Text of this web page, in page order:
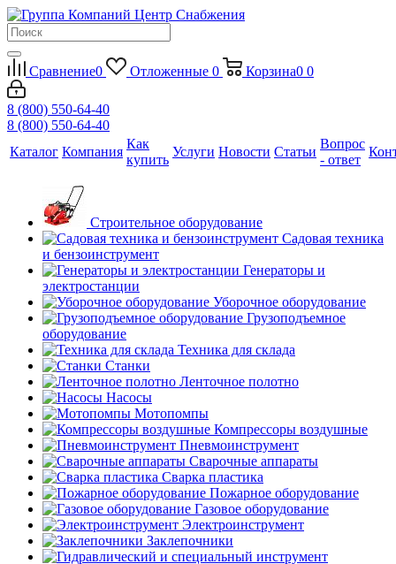
Сравнение0 Отложенные 0 Корзина0 0
8 (800) 550-64-40
8 (800) 550-64-40
Каталог Компания
Как
купить
Услуги Новости Статьи
Вопрос
- ответ
Строительное оборудование
Садовая техника
и бензоинструмент
Генераторы и
электростанции
Уборочное оборудование
Грузоподъемное
оборудование
Техника для склада
Станки
Ленточное полотно
Насосы
Мотопомпы
Компрессоры воздушные
Пневмоинструмент
Сварочные аппараты
Сварка пластика
Пожарное оборудование
Газовое оборудование
Электроинструмент
Заклепочники